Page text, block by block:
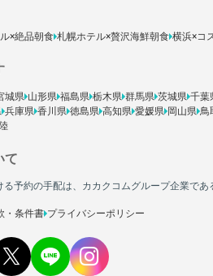
×絶品朝食 札幌ホテル×贅沢海鮮朝食 横浜×コ
城県 山形県 福島県 栃木県 群馬県 茨城県 千葉
兵庫県 香川県 徳島県 高知県 愛媛県 岡山県 鳥
て
予約の手配は、カカクコムグループ企業であ
・条件書 プライバシーポリシー